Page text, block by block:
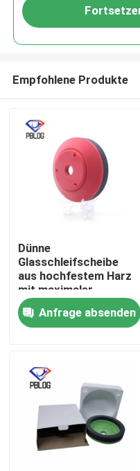
Startseite
Über uns
Fabrik Tour
Empfohlene Produkte
Dünne
Glasschleifscheibe
aus hochfestem Harz
mit maximaler
Drehzahl unter 2800
U/min, optimiert für
Stabilität und
Anfrage absenden